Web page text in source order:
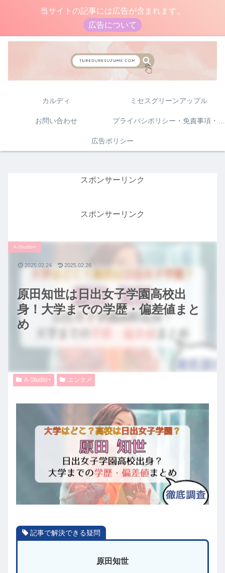
当サイトの記事には広告が含まれます。
広告について
カルディ ミセスグリーンアップル
お問い合わせ
広告ポリシー
スポンサーリンク
スポンサーリンク
原田知世は日出女子学園高校出
身！大学までの学歴・偏差値まと
め
A-Studio+
2025.02.24 2025.02.26
A-Studio+ エンタメ
記事で解決できる疑問
原田知世